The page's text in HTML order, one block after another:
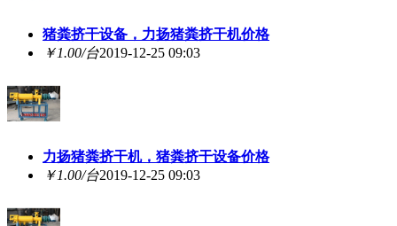
猪粪挤干设备，力扬猪粪挤干机价格
￥1.00/台2019-12-25 09:03
力扬猪粪挤干机，猪粪挤干设备价格
￥1.00/台2019-12-25 09:03